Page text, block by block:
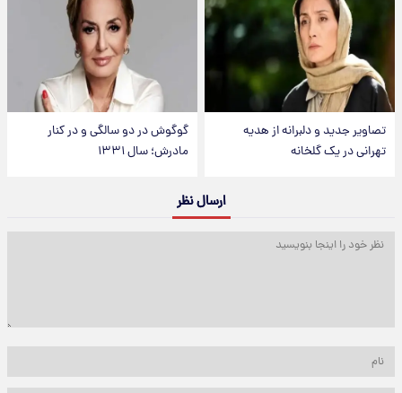
تصاویر جدید و دلبرانه از هدیه
تهرانی در یک گلخانه
گوگوش در دو سالگی و در کنار
مادرش؛ سال ۱۳۳۱
ارسال نظر